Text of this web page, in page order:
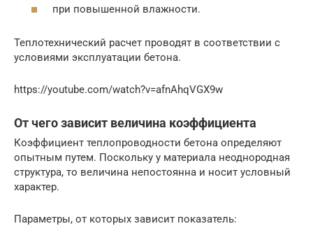
при повышенной влажности.
Теплотехнический расчет проводят в соответствии с
условиями эксплуатации бетона.
https://youtube.com/watch?v=afnAhqVGX9w
От чего зависит величина коэффициента
Коэффициент теплопроводности бетона определяют
опытным путем. Поскольку у материала неоднородная
структура, то величина непостоянна и носит условный
характер.
Параметры, от которых зависит показатель: